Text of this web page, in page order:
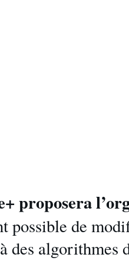
proposera
possible de
des algorithmes